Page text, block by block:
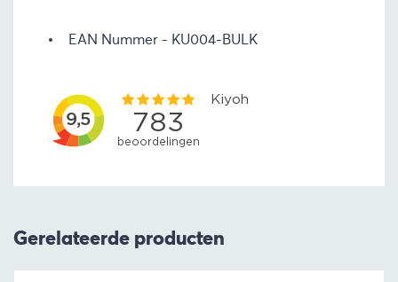
EAN Nummer KU004-BULK
Gerelateerde producten